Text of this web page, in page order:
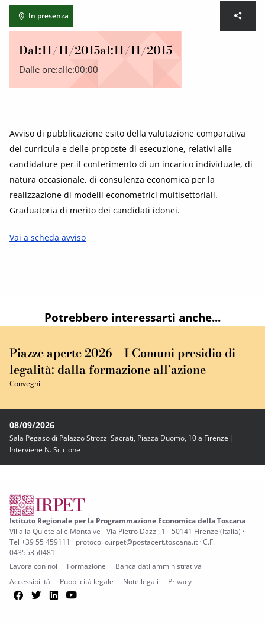
In presenza
Dal:11/11/2015al:11/11/2015
Dalle ore:alle:00:00
Avviso di pubblicazione esito della valutazione comparativa
dei curricula e delle proposte di esecuzione, relativi alle
candidature per il conferimento di un incarico individuale, di
natura occasionale, di consulenza economica per la
realizzazione di modelli econometrici multisettoriali.
Graduatoria di merito dei candidati idonei.
Vai a scheda avviso
Potrebbero interessarti anche...
Piazze aperte 2026 – I Comuni presidio di
legalità: dalla formazione all’azione
Convegni
08/09/2026
Sala Pegaso di Palazzo Strozzi Sacrati, Piazza Duomo, 10 a Firenze |
Interviene N. Sciclone
Istituto Regionale per la Programmazione Economica della Toscana
Villa la Quiete alle Montalve - Via Pietro Dazzi, 1 - 50141 Firenze (Italia) ·
Tel +39 55 459111 · protocollo.irpet@postacert.toscana.it · C.F.
04355350481
Lavora con noi
Formazione
Banca dati amministrativa
Accessibilità
Pubblicità legale Note legali Privacy
Facebook
TwitterLinkedIn